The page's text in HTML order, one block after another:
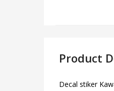
Product
Decal stiker